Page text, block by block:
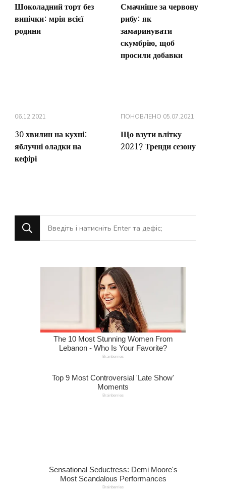
Шоколадний торт без
випічки: мрія всієї
родини
Смачніше за червону
рибу: як
замаринувати
скумбрію, щоб
просили добавки
06.12.2021
30 хвилин на кухні:
яблучні оладки на
кефірі
ПОНОВЛЕНО 05.07.2021
Що взути влітку
2021? Тренди сезону
Шукаєте
щось?